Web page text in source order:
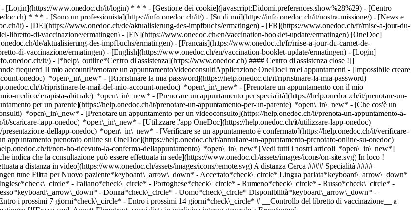
www.onedoc.ch/it/login) * * * - [Gestione dei cookie](javascript:Didomi.preferences.show%28%29) - [Centro
* * * - [Sono un professionista](https://info.onedoc.ch/it/) - [Su di noi](https://info.onedoc.ch/it/nostra-missione/) - [News e
it) - [DE](https://www.onedoc.ch/de/aktualisierung-des-impfbuchs/ermatingen) - [FR](https://www.onedoc.ch/fr/mise-a-jour-du-
libretto-di-vaccinazione/ermatingen) - [EN](https://www.onedoc.ch/en/vaccination-booklet-update/ermatingen) [OneDoc]
de/aktualisierung-des-impfbuchs/ermatingen) - [Français](https://www.onedoc.ch/fr/mise-a-jour-du-carnet-de-
di-vaccinazione/ermatingen) - [English](https://www.onedoc.ch/en/vaccination-booklet-update/ermatingen) - [Login]
it/) - [*help\_outline*Centro di assistenza](https://www.onedoc.ch) #### Centro di assistenza close ![]
frequenti Il mio accountPrenotare un appuntamentoVideoconsultiApplicazione OneDocI miei appuntamenti - [Impossibile creare
onedoc) *open\_in\_new* - [Ripristinare la mia password](https://help.onedoc.ch/it/ripristinare-la-mia-password)
it/ripristinare-le-mail-del-mio-account-onedoc) *open\_in\_new* - [Prenotare un appuntamento con il mio
medico/terapista-abituale) *open\_in\_new* - [Prenotare un appuntamento per specialità](https://help.onedoc.ch/it/prenotare-un-
per un parente](https://help.onedoc.ch/it/prenotare-un-appuntamento-per-un-parente) *open\_in\_new* - [Che cos'è un
*open\_in\_new* - [Prenotare un appuntamento per un videoconsulto](https://help.onedoc.ch/it/prenota-un-appuntamento-a-
it/scaricare-lapp-onedoc) *open\_in\_new* - [Utilizzare l'app OneDoc](https://help.onedoc.ch/it/utilizzare-lapp-onedoc)
dellapp-onedoc) *open\_in\_new* - [Verificare se un appuntamento è confermato](https://help.onedoc.ch/it/verificare-se-un-appuntamento-%C3%A8-confermato) *open\_in\_new* - [Annullare un appuntamento prenotato online su OneDoc](https://help.onedoc.ch/it/annullare-un-appuntamento-prenotato-online-su-onedoc) *open\_in\_new* - [Non ho ricevuto la conferma dell'appuntamento](https://help.onedoc.ch/it/non-ho-ricevuto-la-conferma-dellappuntamento) *open\_in\_new* [Vedi tutti i nostri articoli *open\_in\_new*](https://help.onedoc.ch/it/) close ## Modifica la ricerca ![Casa con segno più che indica che la consultazione può essere effettuata in sede](https://www.onedoc.ch/assets/images/icons/on-site.svg) In loco ![Fotocamera con simbolo play che indica che la consultazione può essere effettuata a distanza in video](https://www.onedoc.ch/assets/images/icons/remote.svg) A distanza Cerca #### Specialità #### Professionisti #### Istituti edit Controllo del libretto di vaccinazione a Ermatingen tune Filtra per Nuovo paziente*keyboard\_arrow\_down* - Accettato*check\_circle* Lingua parlata*keyboard\_arrow\_down* - Croato*check\_circle* - Francese*check\_circle* - Greco*check\_circle* - Inglese*check\_circle* - Italiano*check\_circle* - Portoghese*check\_circle* - Rumeno*check\_circle* - Russo*check\_circle* - Serbo*check\_circle* - Spagnolo*check\_circle* - Tedesco*check\_circle* Sesso*keyboard\_arrow\_down* - Donna*check\_circle* - Uomo*check\_circle* Disponibilità*keyboard\_arrow\_down* - Disponibile oggi*check\_circle* - Entro i prossimi 3 giorni*check\_circle* - Entro i prossimi 7 giorni*check\_circle* - Entro i prossimi 14 giorni*check\_circle* # __Controllo del libretto di vaccinazione__ a __Ermatingen__: prenota il tuo appuntamento online oggi ## 1 risultato a Ermatingen [![Dr.ssa med. Annett Ehrentraut, specialista in medicina interna generale a Ermatingen](https://assets.onedoc.ch/images/users/ac30a7edb8126f6dd942337710ca10d543324be515b6e7d6fdddb19006347f5a-small.jpg "Dr.ssa med. Annett Ehrentraut, specialista in medicina interna generale a Ermatingen")](https://www.onedoc.ch/it/specialista-in-medicina-interna-generale/ermatingen/pcn8j/dr-med-annett-ehrentraut) ### [Dr.ssa med. Annett Ehrentraut](https://www.onedoc.ch/it/specialista-in-medicina-interna-generale/ermatingen/pcn8j/dr-med-annett-ehrentraut) ![Badge che indica un profilo verificato](https://www.onedoc.ch/assets/images/icons/checkmark.svg) [Specialista in medicina interna generale](https://www.onedoc.ch/it/specialista-in-medicina-interna-generale/ermatingen) [Arztpraxis im Spatzenhof](https://www.onedoc.ch/it/studio-medico-associato/ermatingen/eve6/arztpraxis-im-spatzenhof) Poststrasse 3 8272 Ermatingen ![Icona paziente con segno meno che indica che il professionista non accetta nuovi pazienti](https://www.onedoc.ch/assets/images/icons/no-new-patients.svg)Non accetta nuovi pazienti [Prenota un appuntamento](https://www.onedoc.ch/it/specialista-in-medicina-interna-generale/ermatingen/pcn8j/dr-med-annett-ehrentraut) Competenze: Controllo del libretto di vaccinazione, [Esame di idoneità alla guida LIVELLO 1](https://www.onedoc.ch/it/esame-di-idoneita-alla-guida-livello-1/ermatingen), [Consigli per la vaccinazione](https://www.onedoc.ch/it/consigli-per-la-vaccinazione/ermatingen)Vedi di più *chevron\_left* lun 03 ago *chevron\_right* Vedi più appuntamenti *error\_outline* Si è verificato un errore durante il caricamento della disponibilità [Riprova](https://www.onedoc.ch) Competenze: Controllo del libretto di vaccinazione, [Esame di idoneità alla guida LIVELLO 1](https://www.onedoc.ch/it/esame-di-idoneita-alla-guida-livello-1/ermatingen), [Consigli per la vaccinazione](https://www.onedoc.ch/it/consigli-per-la-vaccinazione/ermatingen)Vedi di più ## __Controllo del libretto di vaccinazione__: altri specialisti sono disponibili online nei pressi di __Ermatingen__ [![Dr. med. Stefan Wanke, specialista in medicina interna generale a Kreuzlingen](https://assets.onedoc.ch/images/users/2e3294d2b7319f06ff75a2613bcde0efc50dc2c501441f34ad0cc15f6493191e-small.jpg "Dr. med. Stefan Wanke, specialista in medicina interna generale a Kreuzlingen")](https://www.onedoc.ch/it/specialista-in-medicina-interna-generale/kreuzlingen/pcxkl/dr-med-stefan-wanke) ### [Dr. med. Stefan Wanke](https://www.onedoc.ch/it/specialista-in-medicina-interna-generale/kreuzlingen/pcxkl/dr-med-stefan-wanke) ![Badge che indica un profilo verificato](https://www.onedoc.ch/assets/images/icons/checkmark.svg) [Specialista in medicina interna generale](https://www.onedoc.ch/it/specialista-in-medicina-interna-generale/kreuzlingen) [Ärztezentrum Stadtmitte](https://www.onedoc.ch/it/studio-medico/kreuzlingen/ebc16/arztezentrum-stadtmitte) Schützenstrasse 1 8280 Kreuzlingen ![Icona paziente con segno più che indica che il professionista accetta nuovi pazienti](https://www.onedoc.ch/assets/images/icons/new-patients.svg)Accetta nuovi pazienti [Prenota un appuntamento](https://www.onedoc.ch/it/specialista-in-medicina-interna-generale/kreuzlingen/pcxkl/dr-med-stefan-wanke) Competenze:[Controllo del libretto di vaccinazione](https://www.onedoc.ch/it/controllo-del-libretto-di-vaccinazione/kreuzlingen), [Controllo annuale](https://www.onedoc.ch/it/controllo-annuale/kreuzlingen), [Ecografia addominale](https://www.onedoc.ch/it/ecografia-addominale/kreuzlingen), [Ecografia in gravidanza](https://www.onedoc.ch/it/ecografia-in-gravidanza/kreuzlingen), [Misurazione della pressione sanguigna (arteriosa)](https://www.onedoc.ch/it/misurazione-della-pressione-sanguigna-arteriosa/kreuzlingen), [Asma](https://www.onedoc.ch/it/asma/kreuzlingen), [Diabete](https://www.onedoc.ch/it/diabete/kreuzlingen), [Allergia | AllergoTest | Controllo allergie](https://www.onedoc.ch/it/allergia-allergotest-controllo-allergie/kreuzlingen), [Medicina integrativa](https://www.onedoc.ch/it/medicina-integrativa/kreuzlingen)Vedi di più *chevron\_left* lun 03 ago *chevron\_right* Vedi più appuntamenti *error\_outline* Si è verificato un errore durante il caricamento della disponibilità [Riprova](https://www.onedoc.ch) Competenze:[Controllo del libretto di vaccinazione](https://www.onedoc.ch/it/controllo-del-libretto-di-vaccinazione/kreuzlingen), [Controllo annuale](https://www.onedoc.ch/it/controllo-annuale/kreuzlingen), [Ecografia addominale](https://www.onedoc.ch/it/ecografia-addominale/kreuzlingen), [Ecografia in gravidanza](https://www.onedoc.ch/it/ecografia-in-gravidanza/kreuzlingen), [Misurazione della pressione sanguigna (arteriosa)](https://www.onedoc.ch/it/misurazione-della-pressione-sanguigna-arteriosa/kreuzlingen), [Asma](https://www.onedoc.ch/it/asma/kreuzlingen), [Diabete](https://www.onedoc.ch/it/diabete/kreuzlingen), [Allergia | AllergoTest | Controllo allergie](https://www.onedoc.ch/it/allergia-allergotest-controllo-allergie/kreuzlingen), [Medicina integrativa](https://www.onedoc.ch/it/medicina-integrativa/kreuzlingen)Vedi di più [![Dipl. med. Ivana Kraljevic, medico generico a Müllheim](https://assets.onedoc.ch/images/users/eee3a32188215f27c362d7dc689d078be2818e9a0879a0dc5baa70ed99da1221-small.jpg "Dipl. med. Ivana Kraljevic, medico generico a Müllheim")](https://www.onedoc.ch/it/medico-generico/mullheim/pczwk/dipl-med-ivana-kraljevic) ### [Dipl. med. Ivana Kraljevic](https://www.onedoc.ch/it/medico-generico/mullheim/pczwk/dipl-med-ivana-kraljevic) ![Badge che indica un profilo verificato](https://www.onedoc.ch/assets/images/icons/checkmark.svg) [Medico generico](https://www.onedoc.ch/it/medico-generico/mullheim) [Ärztezentrum Müllheim](https://www.onedoc.ch/it/studio-medico/mullheim/ebcyt/arztezentrum-mullheim) Hintere Gärten 8 8555 Müllheim ![Icona paziente con segno più che indica che il professionista accetta nuovi pazienti](https://www.onedoc.ch/assets/images/icons/new-patients.svg)Accetta nuovi pazienti [Prenota un appuntamento](https://www.onedoc.ch/it/medico-generico/mullheim/pczwk/dipl-med-ivana-kraljevic) Competenze:[Controllo del libretto di vaccinazione](https://www.onedoc.ch/it/controllo-del-libretto-di-vaccinazione/mullheim), [Controllo annuale](https://www.onedoc.ch/it/controllo-annuale/mullheim), [Misurazione del livello di ferro | Ferritina](https://www.onedoc.ch/it/misurazione-del-livello-di-ferro-ferritina/mullheim), [Misurazione della glicemia](https://www.onedoc.ch/it/misurazione-della-glicemia/mullheim), [Misurazione del colesterolo](https://www.onedoc.ch/it/misurazione-del-colesterolo/mullheim), [Disturbi del sonno](https://www.onedoc.ch/it/disturbi-del-sonno/mullheim), [Misurazione della pressione sanguigna (arteriosa)](https://www.onedoc.ch/it/misurazione-della-pressione-sanguigna-arteriosa/mullheim), [Febbre | Influenza | Sintomi influenzali | Raffreddore](https://www.onedoc.ch/it/febbre-influenza-sintomi-influenzali-raffreddore/mullheim), [Cura delle ferite](https://www.onedoc.ch/it/cura-delle-ferite/mullheim)Vedi di più *chevron\_left* lun 03 ago *chevron\_right* Vedi più appuntamenti *error\_outline* Si è verificato un errore durante il caricamento della disponibilità [Riprova](https://www.onedoc.ch) Competenze:[Controllo del libretto di vaccinazione](https://www.onedoc.ch/it/controllo-del-libretto-di-vaccinazione/mullheim), [Controllo annuale](https://www.onedoc.ch/it/controllo-annuale/mullheim), [Misurazione del livello di ferro | Ferritina](https://www.onedoc.ch/it/misurazione-del-livello-di-ferro-ferritina/mullheim), [Misurazione della glicemia](https://www.onedoc.ch/it/misurazione-della-glicemia/mullheim), [Misurazione del colesterolo](https://www.onedoc.ch/it/misurazione-del-colesterolo/mullheim), [Disturbi del sonno](https://www.onedoc.ch/it/disturbi-del-sonno/mullheim), [Misurazione della pressione sanguigna (arteriosa)](https://www.onedoc.ch/it/misurazione-della-pressione-sanguigna-arteriosa/mullheim), [Febbre | Influenza | Sintomi influenzali | Raffreddore](https://www.onedoc.ch/it/febbre-influenza-sintomi-influenzali-raffreddore/mullheim)